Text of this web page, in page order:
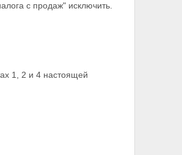
с продаж" исключить.
1, 2 и 4 настоящей